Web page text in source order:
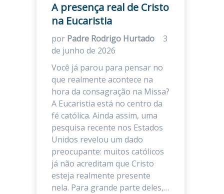
A presença real de Cristo
na Eucaristia
por Padre Rodrigo Hurtado
3
de junho de 2026
Você já parou para pensar no
que realmente acontece na
hora da consagração na Missa?
A Eucaristia está no centro da
fé católica. Ainda assim, uma
pesquisa recente nos Estados
Unidos revelou um dado
preocupante: muitos católicos
já não acreditam que Cristo
esteja realmente presente
nela. Para grande parte deles,…